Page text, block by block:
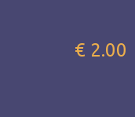
€ 2.00